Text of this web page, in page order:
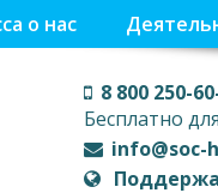
о нас
8 800 250-
Бесплатно
info@soc-